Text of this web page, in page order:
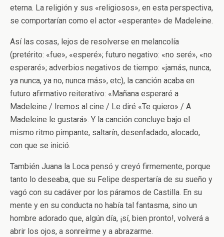
eterna. La religión y sus «religiosos», en esta perspectiva,
se comportarían como el actor «esperante» de Madeleine.
Así las cosas, lejos de resolverse en melancolía
(pretérito: «fue», «esperé»; futuro negativo: «no seré», «no
esperaré»; adverbios negativos de tiempo: «jamás, nunca,
ya nunca, ya no, nunca más», etc), la canción acaba en
futuro afirmativo reiterativo: «Mañana esperaré a
Madeleine / Iremos al cine / Le diré «Te quiero» / A
Madeleine le gustará». Y la canción concluye bajo el
mismo ritmo pimpante, saltarín, desenfadado, alocado,
con que se inició.
También Juana la Loca pensó y creyó firmemente, porque
tanto lo deseaba, que su Felipe despertaría de su sueño y
vagó con su cadáver por los páramos de Castilla. En su
mente y en su conducta no había tal fantasma, sino un
hombre adorado que, algún día, ¡sí, bien pronto!, volverá a
abrir los ojos, a sonreírme y a abrazarme.